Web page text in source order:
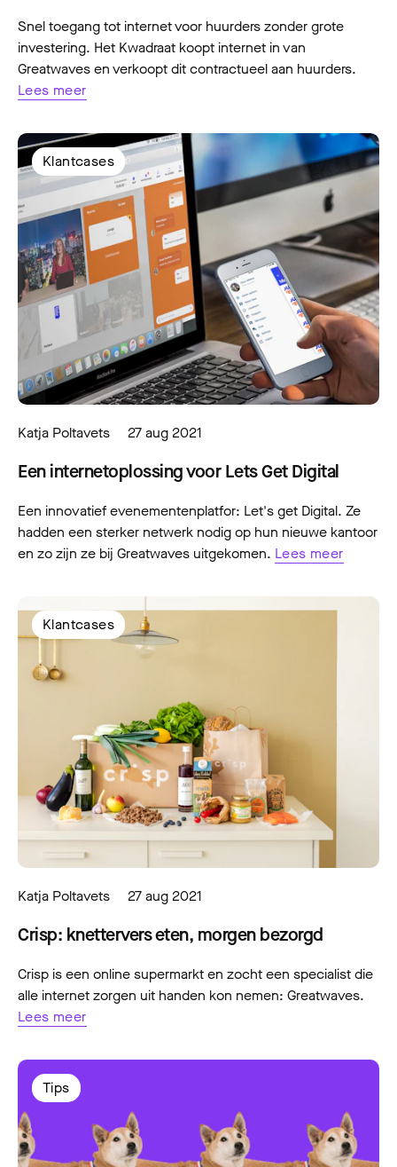
Snel toegang tot internet voor huurders zonder grote
investering. Het Kwadraat koopt internet in van
Greatwaves en verkoopt dit contractueel aan huurders.
Lees meer
Klantcases
Katja Poltavets 27 aug 2021
Een internetoplossing voor Lets Get Digital
Een innovatief evenementenplatfor: Let's get Digital. Ze
hadden een sterker netwerk nodig op hun nieuwe kantoor
en zo zijn ze bij Greatwaves uitgekomen. Lees meer
Klantcases
Katja Poltavets 27 aug 2021
Crisp: knettervers eten, morgen bezorgd
Crisp is een online supermarkt en zocht een specialist die
alle internet zorgen uit handen kon nemen: Greatwaves.
Lees meer
Tips